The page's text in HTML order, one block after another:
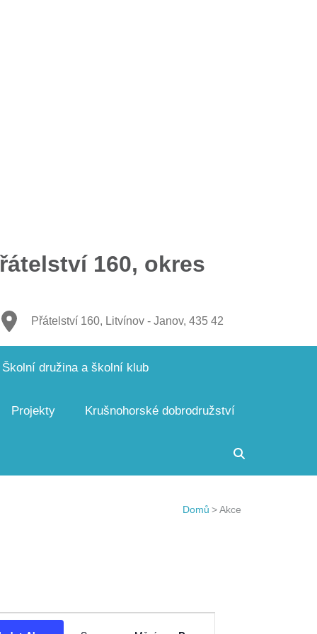
160, okres
Přátelství 160, Litvínov - Janov, 435 42
Školní družina a školní klub
Projekty Krušnohorské dobrodružství
Domů >Akce